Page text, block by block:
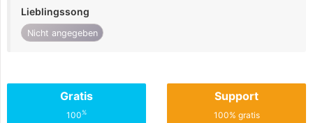
Lieblingssong
Nicht angegeben
Gratis
100%
Support
100% gratis